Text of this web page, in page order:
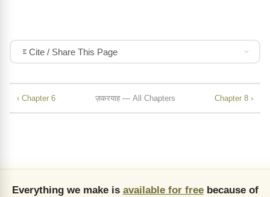
Cite / Share This Page
‹ Chapter 6 ज़करयाह — All Chapters Chapter 8 ›
Everything we make is available for freebecause of